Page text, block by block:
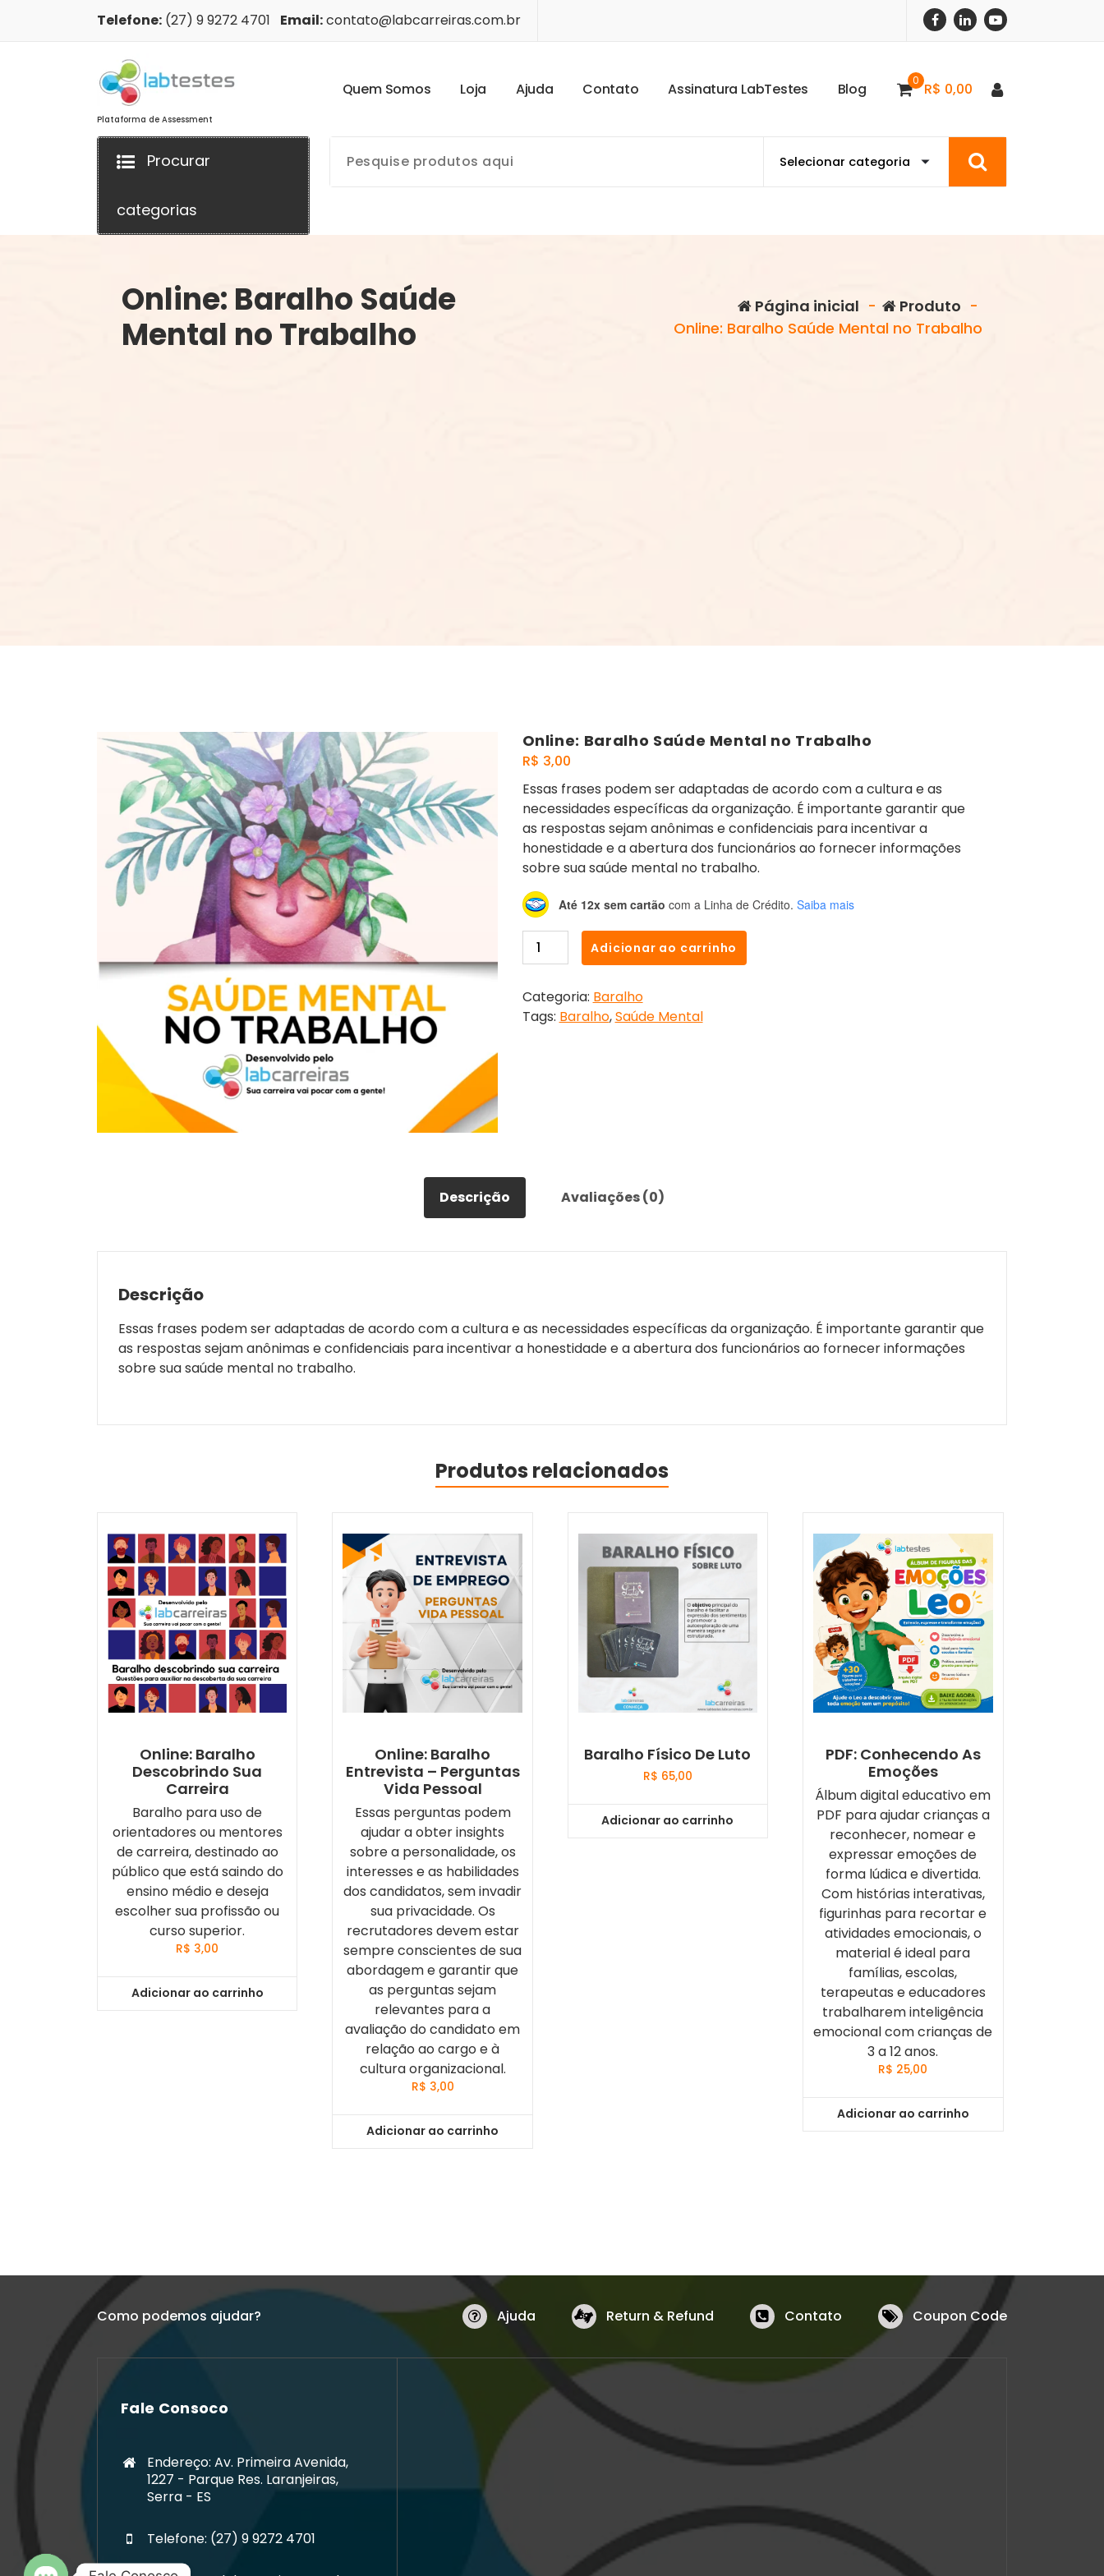
Telefone: (27) 9 9272 4701 Email:contato@labcarreiras.com.br
Plataforma de Assessment
Quem Somos Loja Ajuda Contato Assinatura LabTestes Blog 0 R$ 0,00
Procurar
categorias
Online: Baralho Saúde
Mental no Trabalho
Página inicial - Produto -
Online: Baralho Saúde Mental no Trabalho
Online: Baralho Saúde Mental no Trabalho
R$ 3,00
Essas frases podem ser adaptadas de acordo com a cultura e as
necessidades específicas da organização. É importante garantir que
as respostas sejam anônimas e confidenciais para incentivar a
honestidade e a abertura dos funcionários ao fornecer informações
sobre sua saúde mental no trabalho.
Até 12x sem cartão com a Linha de Crédito. Saiba mais
Adicionar ao carrinho
Categoria: Baralho
Tags: Baralho,Saúde Mental
Descrição Avaliações (0)
Descrição
Essas frases podem ser adaptadas de acordo com a cultura e as necessidades específicas da organização. É importante garantir que
as respostas sejam anônimas e confidenciais para incentivar a honestidade e a abertura dos funcionários ao fornecer informações
sobre sua saúde mental no trabalho.
Produtos relacionados
Online: Baralho
Descobrindo Sua
Carreira
Baralho para uso de
orientadores ou mentores
de carreira, destinado ao
público que está saindo do
ensino médio e deseja
escolher sua profissão ou
curso superior.
R$ 3,00
Adicionar ao carrinho
Online: Baralho
Entrevista – Perguntas
Vida Pessoal
Essas perguntas podem
ajudar a obter insights
sobre a personalidade, os
interesses e as habilidades
dos candidatos, sem invadir
sua privacidade. Os
recrutadores devem estar
sempre conscientes de sua
abordagem e garantir que
as perguntas sejam
relevantes para a
avaliação do candidato em
relação ao cargo e à
cultura organizacional.
R$ 3,00
Adicionar ao carrinho
Baralho Físico De Luto
R$ 65,00
Adicionar ao carrinho
PDF: Conhecendo As
Emoções
Álbum digital educativo em
PDF para ajudar crianças a
reconhecer, nomear e
expressar emoções de
forma lúdica e divertida.
Com histórias interativas,
figurinhas para recortar e
atividades emocionais, o
material é ideal para
famílias, escolas,
terapeutas e educadores
trabalharem inteligência
emocional com crianças de
3 a 12 anos.
R$ 25,00
Adicionar ao carrinho
Como podemos ajudar? Ajuda Return & Refund Contato Coupon Code
Fale Consoco
Endereço: Av. Primeira Avenida,
1227 - Parque Res. Laranjeiras,
Serra - ES
Telefone: (27) 9 9272 4701